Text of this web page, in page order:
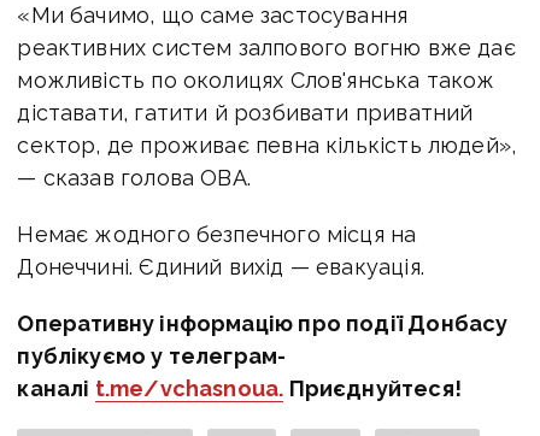
«Ми бачимо, що саме застосування
реактивних систем залпового вогню вже дає
можливість по околицях Слов'янська також
діставати, гатити й розбивати приватний
сектор, де проживає певна кількість людей»,
— сказав голова ОВА.
Немає жодного безпечного місця на
Донеччині. Єдиний вихід — евакуація.
Оперативну інформацію про події Донбасу
публікуємо у телеграм-
каналі t.me/vchasnoua. Приєднуйтеся!